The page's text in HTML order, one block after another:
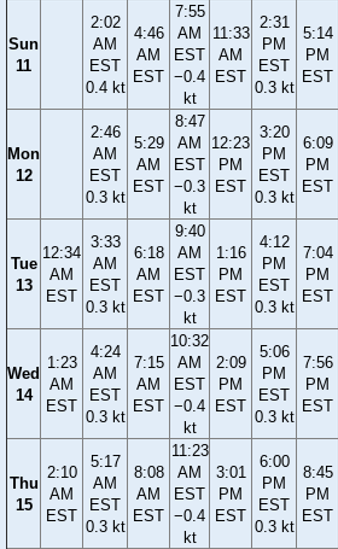
Sun
11
2:02
AM
EST
0.4 kt
4:46
AM
EST
7:55
AM
EST
−0.4
kt
11:33
AM
EST
2:31
PM
EST
0.3 kt
5:14
PM
EST
Mon
12
2:46
AM
EST
0.3 kt
5:29
AM
EST
8:47
AM
EST
−0.3
kt
12:23
PM
EST
3:20
PM
EST
0.3 kt
6:09
PM
EST
Tue
13
12:34
AM
EST
3:33
AM
EST
0.3 kt
6:18
AM
EST
9:40
AM
EST
−0.3
kt
1:16
PM
EST
4:12
PM
EST
0.3 kt
7:04
PM
EST
Wed
14
1:23
AM
EST
4:24
AM
EST
0.3 kt
7:15
AM
EST
10:32
AM
EST
−0.4
kt
2:09
PM
EST
5:06
PM
EST
0.3 kt
7:56
PM
EST
Thu
15
2:10
AM
EST
5:17
AM
EST
0.3 kt
8:08
AM
EST
11:23
AM
EST
−0.4
kt
3:01
PM
EST
6:00
PM
EST
0.3 kt
8:45
PM
EST